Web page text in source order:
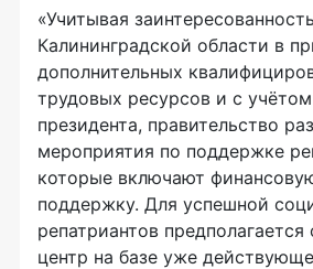
«Учитывая
Калининградской области в
дополнительных
трудовых ресурсов и с учётом
президента, правительство
мероприятия по поддержке
которые включают
поддержку. Для успешной
репатриантов
центр на базе уже